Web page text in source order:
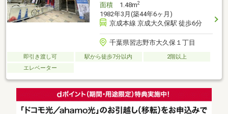
面積1.48m2
1982年3月(築44年6ヶ月)
京成本線 京成大久保駅 徒歩6分
千葉県習志野市大久保１丁目
即引き渡し可 駅から徒歩7分以内
2階以上
エレベーター